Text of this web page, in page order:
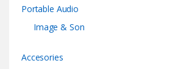
Portable Audio
Image & Son
Accesories